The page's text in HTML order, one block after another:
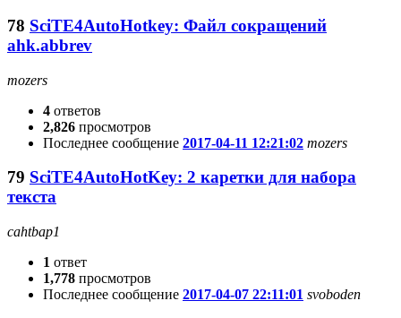
78 SciTE4AutoHotkey: Файл сокращений
ahk.abbrev
mozers
4 ответов
2,826 просмотров
Последнее сообщение 2017-04-11 12:21:02 mozers
79 SciTE4AutoHotKey: 2 каретки для набора
текста
cahtbap1
1 ответ
1,778 просмотров
Последнее сообщение 2017-04-07 22:11:01 svoboden